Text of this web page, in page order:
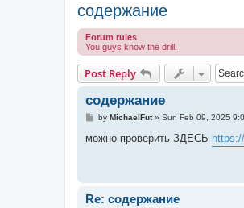
содержание
Forum rules
You guys know the drill.
Post Reply
содержание
P
s
by MichaelFut» Sun Feb 09, 2025
можно проверить ЗДЕСЬ
Re: содержание